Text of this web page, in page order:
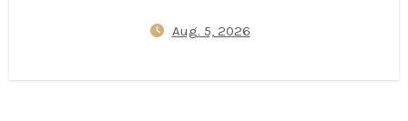
Aug. 5, 2026